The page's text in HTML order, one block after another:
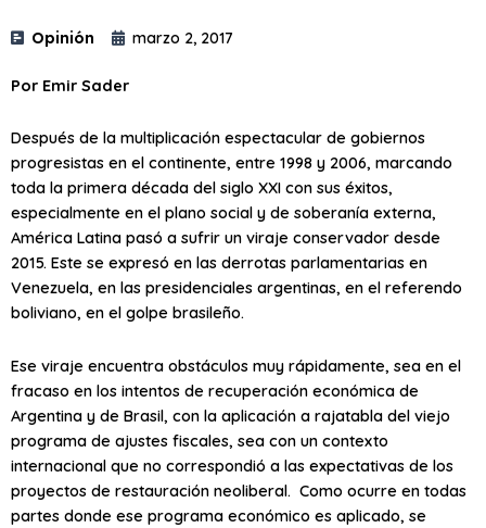
Opinión marzo 2, 2017
Por Emir Sader
Después de la multiplicación espectacular de gobiernos
progresistas en el continente, entre 1998 y 2006, marcando
toda la primera década del siglo XXI con sus éxitos,
especialmente en el plano social y de soberanía externa,
América Latina pasó a sufrir un viraje conservador desde
2015. Este se expresó en las derrotas parlamentarias en
Venezuela, en las presidenciales argentinas, en el referendo
boliviano, en el golpe brasileño.
Ese viraje encuentra obstáculos muy rápidamente, sea en el
fracaso en los intentos de recuperación económica de
Argentina y de Brasil, con la aplicación a rajatabla del viejo
programa de ajustes fiscales, sea con un contexto
internacional que no correspondió a las expectativas de los
proyectos de restauración neoliberal. Como ocurre en todas
partes donde ese programa económico es aplicado, se